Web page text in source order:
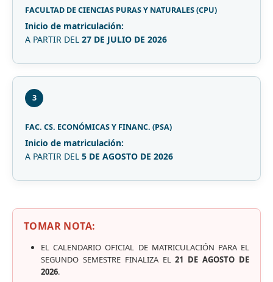
FACULTAD DE CIENCIAS PURAS Y NATURALES (CPU)
Inicio de matriculación:
A PARTIR DEL 27 DE JULIO DE 2026
3
FAC. CS. ECONÓMICAS Y FINANC. (PSA)
Inicio de matriculación:
A PARTIR DEL 5 DE AGOSTO DE 2026
TOMAR NOTA:
EL CALENDARIO OFICIAL DE MATRICULACIÓN PARA EL
SEGUNDO SEMESTRE FINALIZA EL21 DE AGOSTO DE
2026.